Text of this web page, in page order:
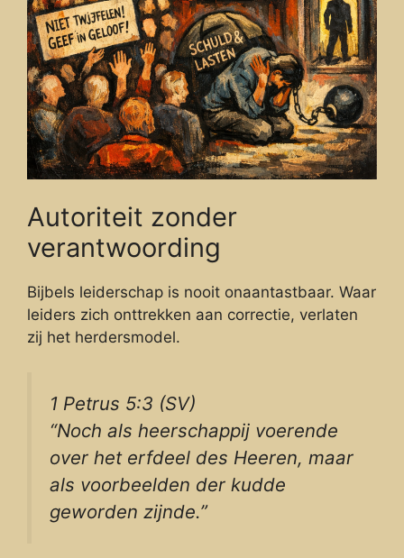
Autoriteit zonder
verantwoording
Bijbels leiderschap is nooit onaantastbaar. Waar
leiders zich onttrekken aan correctie, verlaten
zij het herdersmodel.
1 Petrus 5:3 (SV)
“Noch als heerschappij voerende
over het erfdeel des Heeren, maar
als voorbeelden der kudde
geworden zijnde.”